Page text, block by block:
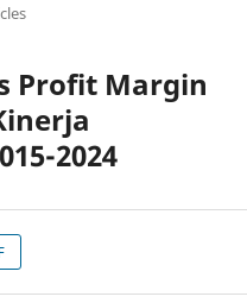
Profit Margin
2024